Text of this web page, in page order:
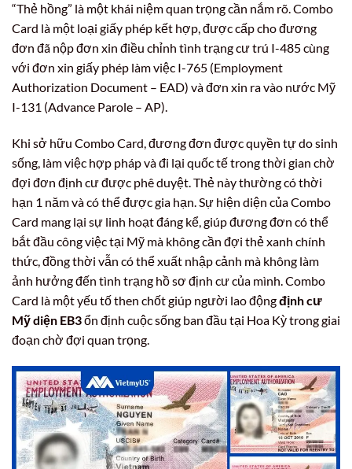
“Thẻ hồng” là một khái niệm quan trọng cần nắm rõ. Combo
Card là một loại giấy phép kết hợp, được cấp cho đương
đơn đã nộp đơn xin điều chỉnh tình trạng cư trú I-485 cùng
với đơn xin giấy phép làm việc I-765 (Employment
Authorization Document – EAD) và đơn xin ra vào nước Mỹ
I-131 (Advance Parole – AP).
Khi sở hữu Combo Card, đương đơn được quyền tự do sinh
sống, làm việc hợp pháp và đi lại quốc tế trong thời gian chờ
đợi đơn định cư được phê duyệt. Thẻ này thường có thời
hạn 1 năm và có thể được gia hạn. Sự hiện diện của Combo
Card mang lại sự linh hoạt đáng kể, giúp đương đơn có thể
bắt đầu công việc tại Mỹ mà không cần đợi thẻ xanh chính
thức, đồng thời vẫn có thể xuất nhập cảnh mà không làm
ảnh hưởng đến tình trạng hồ sơ định cư của mình. Combo
Card là một yếu tố then chốt giúp người lao độngđịnh cư
Mỹ diện EB3ổn định cuộc sống ban đầu tại Hoa Kỳ trong giai
đoạn chờ đợi quan trọng.